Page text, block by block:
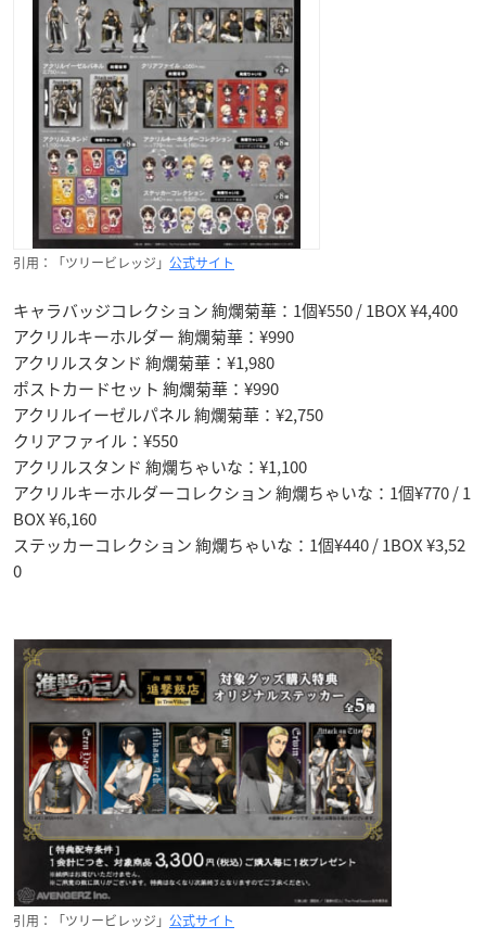
引用：「ツリービレッジ」 公式サイト
キャラバッジコレクション 絢爛菊華：1個¥550 / 1BOX ¥4,400
アクリルキーホルダー 絢爛菊華：¥990
アクリルスタンド 絢爛菊華：¥1,980
ポストカードセット 絢爛菊華：¥990
アクリルイーゼルパネル 絢爛菊華：¥2,750
クリアファイル：¥550
アクリルスタンド 絢爛ちゃいな：¥1,100
アクリルキーホルダーコレクション 絢爛ちゃいな：1個¥770 / 1
BOX ¥6,160
ステッカーコレクション 絢爛ちゃいな：1個¥440 / 1BOX ¥3,52
0
引用：「ツリービレッジ」 公式サイト